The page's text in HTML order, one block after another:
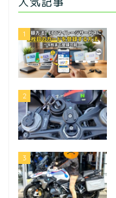
1
2
3